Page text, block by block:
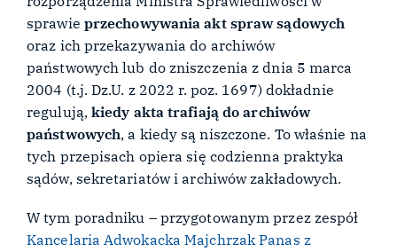
sprawie przechowywania akt spraw sądowych
oraz ich przekazywania do archiwów
państwowych lub do zniszczenia z dnia 5 marca
2004 (t.j. Dz.U. z 2022 r. poz. 1697) dokładnie
regulują, kiedy akta trafiają do archiwów
państwowych, a kiedy są niszczone. To właśnie na
tych przepisach opiera się codzienna praktyka
sądów, sekretariatów i archiwów zakładowych.
W tym poradniku – przygotowanym przez zespół
Kancelaria Adwokacka Majchrzak Panas z